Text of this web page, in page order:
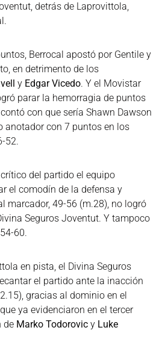
detrás de Laprovittola,
Berrocal apostó por Gentile y
en detrimento de los
y Edgar Vicedo. Y el Movistar
parar la hemorragia de puntos
con que sería Shawn Dawson
anotador con 7 puntos en los
52.
del partido el equipo
el comodín de la defensa y
marcador, 49-56 (m.28), no logró
Seguros Joventut. Y tampoco
60.
en pista, el Divina Seguros
el partido ante la inacción
gracias al dominio en el
ya evidenciaron en el tercer
de Marko Todorovic y Luke